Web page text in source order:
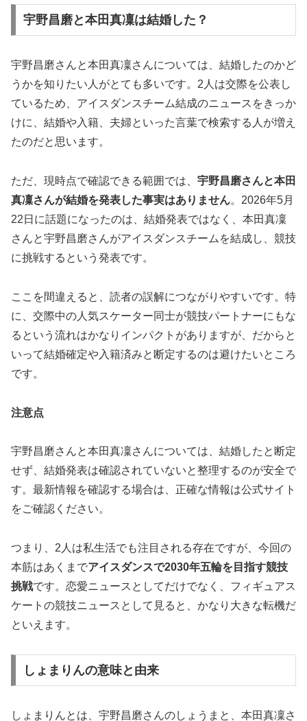
宇野昌磨と本田真凜は結婚した？
宇野昌磨さんと本田真凜さんについては、結婚したのかど
うかを知りたい人がとても多いです。2人は交際を公表し
ているため、アイスダンスチーム結成のニュースをきっか
けに、結婚や入籍、夫婦といった言葉で検索する人が増え
たのだと思います。
ただ、現時点で確認できる範囲では、 宇野昌磨さんと本田
真凜さんが結婚を発表した事実はありません。2026年5月
22日に話題になったのは、結婚発表ではなく、本田真凜
さんと宇野昌磨さんがアイスダンスチームを結成し、競技
に挑戦するという発表です。
ここを間違えると、読者の誤解につながりやすいです。特
に、交際中の人気スケーター同士が競技パートナーにもな
るという流れはかなりインパクトがありますが、だからと
いって結婚確定や入籍済みと断定するのは避けたいところ
です。
注意点
宇野昌磨さんと本田真凜さんについては、結婚したと断定
せず、結婚発表は確認されていないと整理するのが安全で
す。最新情報を確認する場合は、正確な情報は公式サイト
をご確認ください。
つまり、2人は私生活でも注目される存在ですが、今回の
本筋はあくまでアイスダンスで2030年五輪を目指す競技
挑戦です。恋愛ニュースとしてだけでなく、フィギュアス
ケートの競技ニュースとして見ると、かなり大きな転機だ
といえます。
しょまりんの意味と由来
しょまりんとは、宇野昌磨さんのしょうまと、本田真凜さ